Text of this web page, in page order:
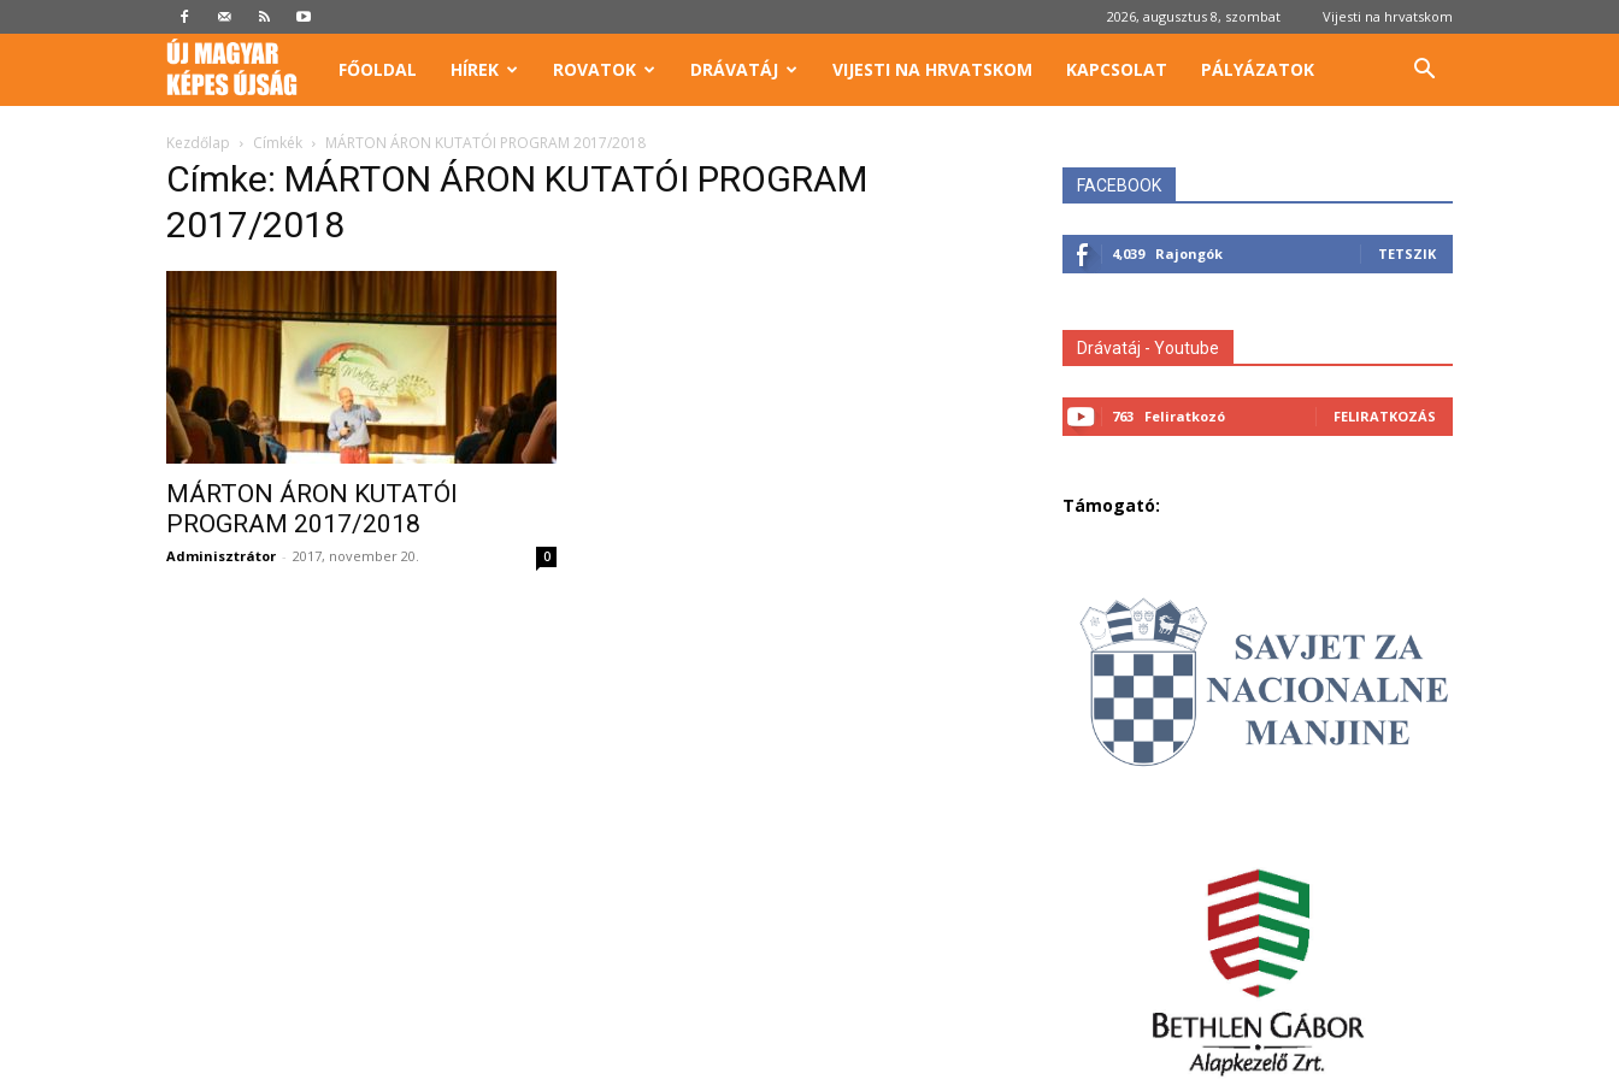
2026, augusztus 8, szombat Vijesti na hrvatskom
Képes
Újság
FŐOLDAL HÍREK ROVATOK DRÁVATÁJ VIJESTI NA HRVATSKOM KAPCSOLAT PÁLYÁZATOK
Kezdőlap Címkék MÁRTON ÁRON KUTATÓI PROGRAM 2017/2018
Címke: MÁRTON ÁRON KUTATÓI PROGRAM
2017/2018
MÁRTON ÁRON KUTATÓI
PROGRAM 2017/2018
Adminisztrátor - 2017, november 20. 0
FACEBOOK
4,039 Rajongók TETSZIK
Drávatáj - Youtube
763 Feliratkozó FELIRATKOZÁS
Támogató: